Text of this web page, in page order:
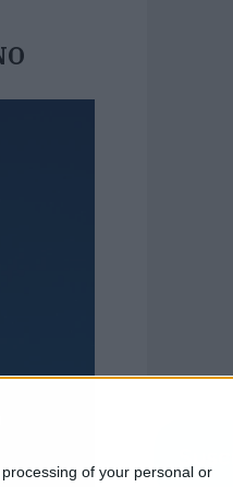
of your personal or